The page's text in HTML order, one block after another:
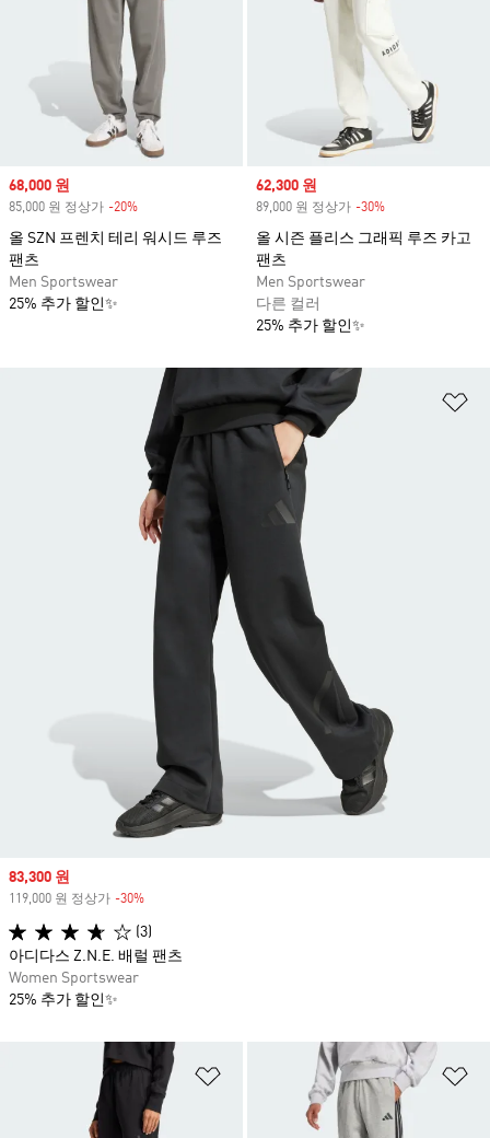
Sale price
68,000 원
85,000 원 정상가 -20%
올 SZN 프렌치 테리 워시드 루즈
팬츠
Men Sportswear
25% 추가 할인✨
Sale price
62,300 원
89,000 원 정상가 -30%
올 시즌 플리스 그래픽 루즈 카고
팬츠
Men Sportswear
다른 컬러
25% 추가 할인✨
위시리스트 담기
Sale price
83,300 원
119,000 원 정상가 -30%
(3)
아디다스 Z.N.E. 배럴 팬츠
Women Sportswear
25% 추가 할인✨